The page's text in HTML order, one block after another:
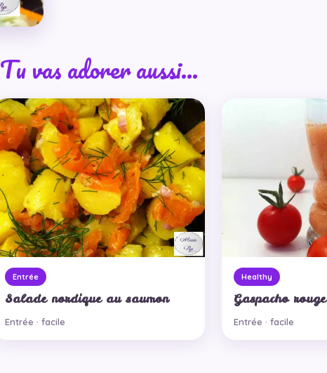
Tu vas adorer aussi…
Entrée
Salade nordique au saumon
Entrée · facile
Healthy
Gaspacho rouge
Entrée · facile